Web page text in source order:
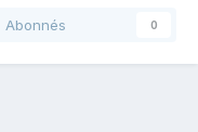
Abonnés 0